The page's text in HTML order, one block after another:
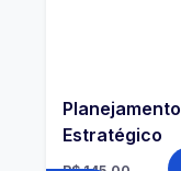
Planejamento
Estratégico